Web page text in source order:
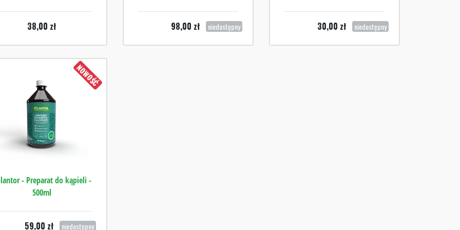
38,00 zł 98,00 zł niedostępny 30,00 zł niedostępny
NOWOŚĆ
- Preparat do kąpieli -
500ml
59,00 zł niedostępny